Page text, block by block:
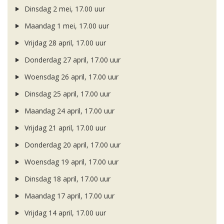
Dinsdag 2 mei, 17.00 uur
Maandag 1 mei, 17.00 uur
Vrijdag 28 april, 17.00 uur
Donderdag 27 april, 17.00 uur
Woensdag 26 april, 17.00 uur
Dinsdag 25 april, 17.00 uur
Maandag 24 april, 17.00 uur
Vrijdag 21 april, 17.00 uur
Donderdag 20 april, 17.00 uur
Woensdag 19 april, 17.00 uur
Dinsdag 18 april, 17.00 uur
Maandag 17 april, 17.00 uur
Vrijdag 14 april, 17.00 uur